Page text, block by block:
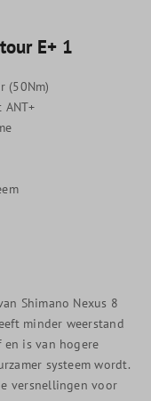
E+ 1
(50Nm)
Shimano Nexus 8
minder weerstand
en is van hogere
systeem wordt.
versnellingen voor